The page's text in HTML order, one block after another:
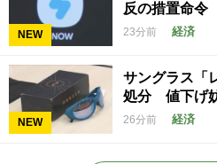
NEW
反の措置命令
23分前 経済
NEW
サングラス「
処分 値下げ
26分前 経済